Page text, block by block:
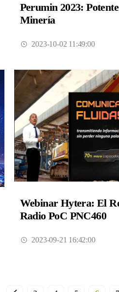
Perumin 2023:
Minería
2023-10-02 11:49:00
Webinar Hytera: El
Radio PoC PNC460
2023-09-21 16:42:00